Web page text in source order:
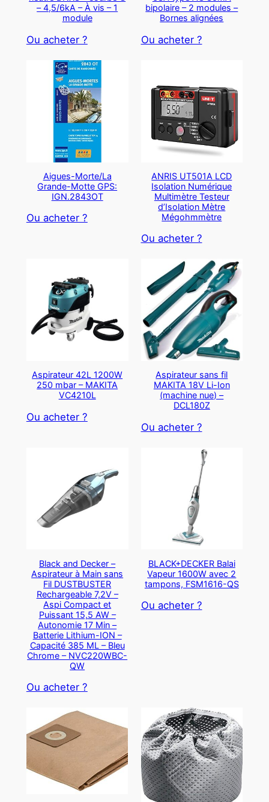
– 4,5/6kA – À vis – 1
module
Ou acheter ?
bipolaire – 2 modules –
Bornes alignées
Ou acheter ?
Aigues-Morte/La
Grande-Motte GPS:
IGN.2843OT
Ou acheter ?
ANRIS UT501A LCD
Isolation Numérique
Multimètre Testeur
d’Isolation Mètre
Mégohmmètre
Ou acheter ?
Aspirateur 42L 1200W
250 mbar – MAKITA
VC4210L
Ou acheter ?
Aspirateur sans fil
MAKITA 18V Li-Ion
(machine nue) –
DCL180Z
Ou acheter ?
Black and Decker –
Aspirateur à Main sans
Fil DUSTBUSTER
Rechargeable 7,2V –
Aspi Compact et
Puissant 15,5 AW –
Autonomie 17 Min –
Batterie Lithium-ION –
Capacité 385 ML – Bleu
Chrome – NVC220WBC-
QW
Ou acheter ?
BLACK+DECKER Balai
Vapeur 1600W avec 2
tampons, FSM1616-QS
Ou acheter ?